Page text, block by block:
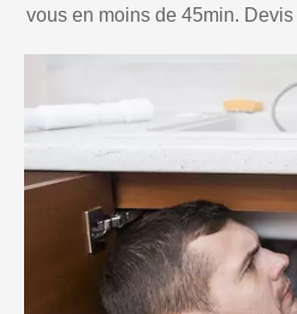
vous en moins de 45min.